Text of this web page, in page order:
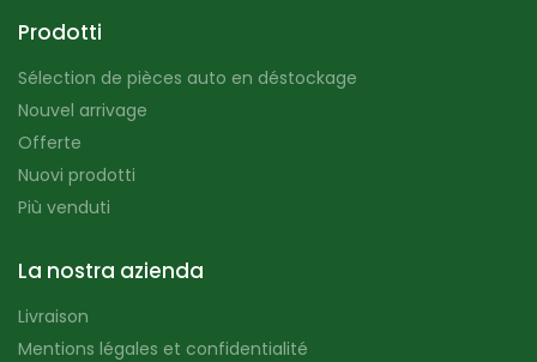
Prodotti
Sélection de pièces auto en déstockage
Nouvel arrivage
Offerte
Nuovi prodotti
Più venduti
La nostra azienda
Livraison
Mentions légales et confidentialité